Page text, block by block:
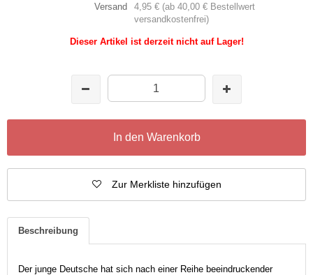
Versand
4,95 € (ab 40,00 € Bestellwert
versandkostenfrei)
Dieser Artikel ist derzeit nicht auf Lager!
In den Warenkorb
Zur Merkliste hinzufügen
Beschreibung
Der junge Deutsche hat sich nach einer Reihe beeindruckender